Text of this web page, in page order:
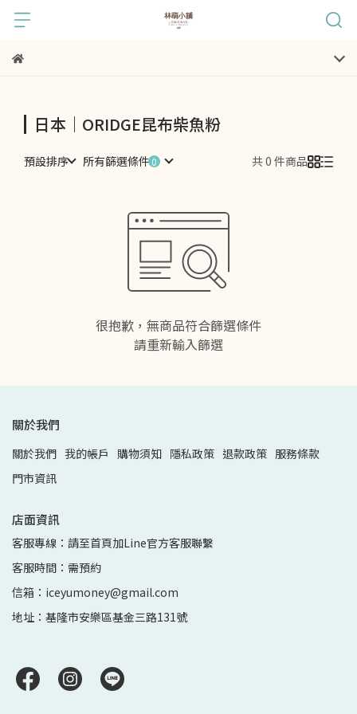
日本｜ORIDGE昆布柴魚粉
預設排序 所有篩選條件 共 0 件商品
很抱歉，無商品符合篩選條件
請重新輸入篩選
關於我們
關於我們 我的帳戶 購物須知 隱私政策 退款政策 服務條款
門市資訊
店面資訊
客服專線：請至首頁加Line官方客服聯繫
客服時間：需預約
信箱：iceyumoney@gmail.com
地址：基隆市安樂區基金三路131號